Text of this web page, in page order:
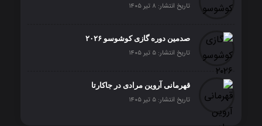
تاریخ انتشار: ۸ تیر ۱۴۰۵
صدمین دوره گازی کوشوسو ۲۰۲۶
تاریخ انتشار: ۵ تیر ۱۴۰۵
قهرمانی آروین مرادی در جاکارتا
تاریخ انتشار: ۵ تیر ۱۴۰۵